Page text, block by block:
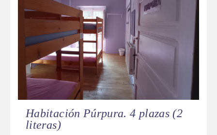
Habitación Púrpura. 4 plazas(2
literas)